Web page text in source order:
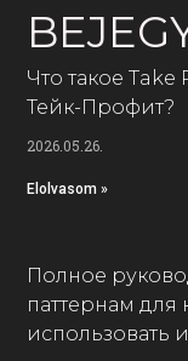
Что такое
Тейк-Профит?
2026.05.26.
Elolvasom »
Полное
паттернам для
использовать